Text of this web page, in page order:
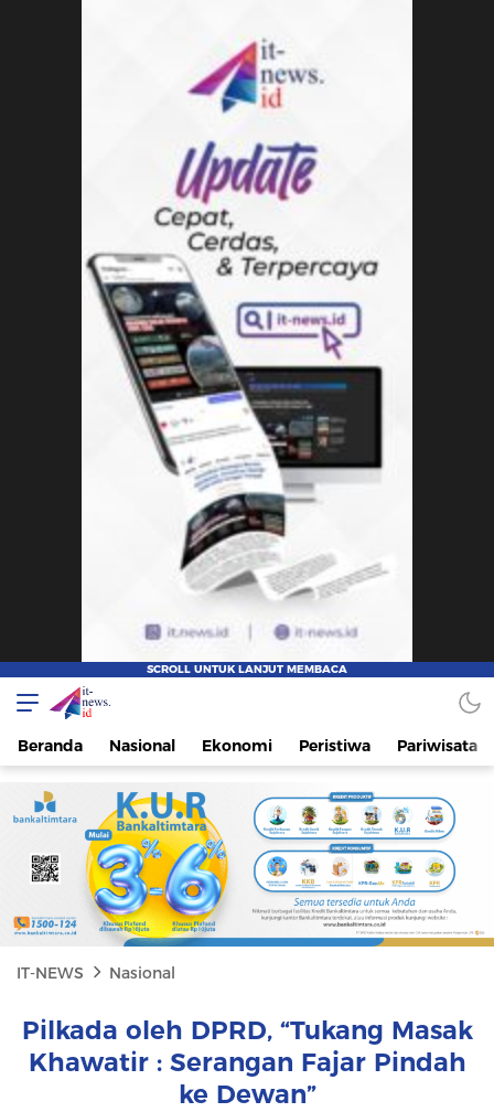
IT-NEWS
Update Cepat, Cerdas, dan Terpercaya
Beranda Nasional Ekonomi Peristiwa Pariwisata
IT-NEWS Nasional
Pilkada oleh DPRD, “Tukang Masak
Khawatir : Serangan Fajar Pindah
ke Dewan”